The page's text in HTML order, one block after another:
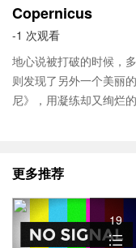
Copernicus
-1 次观看
地心说被打破的时候，
则发现了另外一个美丽
尼》，用凝练却又绚烂
更多推荐
19